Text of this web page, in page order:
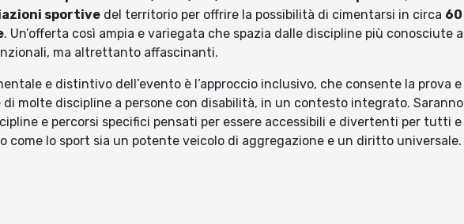
sportive del territorio per offrire la possibilità di cimentarsi in circa 60
. Un’offerta così ampia e variegata che spazia dalle discipline più conosciute a
ma altrettanto affascinanti.
e distintivo dell’evento è l’approccio inclusivo, che consente la prova e
di molte discipline a persone con disabilità, in un contesto integrato. Saranno
e percorsi specifici pensati per essere accessibili e divertenti per tutti e
come lo sport sia un potente veicolo di aggregazione e un diritto universale.